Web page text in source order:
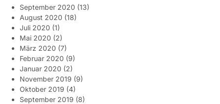
September 2020 (13)
August 2020 (18)
Juli 2020 (1)
Mai 2020 (2)
März 2020 (7)
Februar 2020 (9)
Januar 2020 (2)
November 2019 (9)
Oktober 2019 (4)
September 2019 (8)